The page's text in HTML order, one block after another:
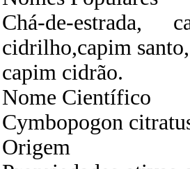
Chá-de-estrada,
cidrilho,capim
capim cidrão.
Nome Científico
Cymbopogon
Origem